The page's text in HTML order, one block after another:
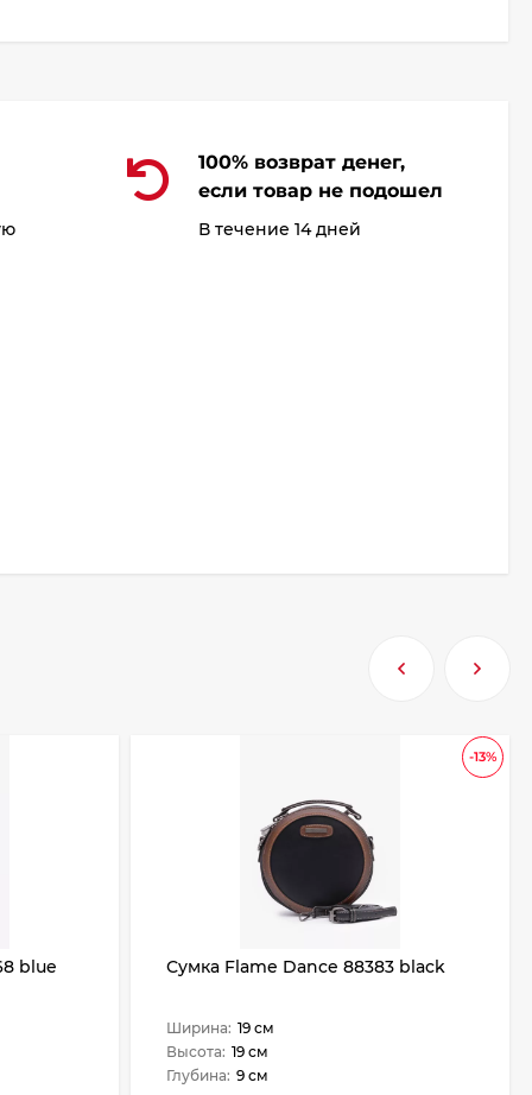
100% возврат денег,
если товар не подошел
В течение 14 дней
blue
-13%
Сумка Flame Dance 88383 black
Ширина: 19 см
Высота: 19 см
Глубина: 9 см